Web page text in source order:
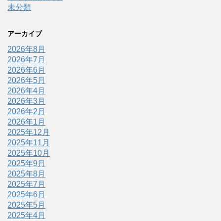
未分類
アーカイブ
2026年8月
2026年7月
2026年6月
2026年5月
2026年4月
2026年3月
2026年2月
2026年1月
2025年12月
2025年11月
2025年10月
2025年9月
2025年8月
2025年7月
2025年6月
2025年5月
2025年4月